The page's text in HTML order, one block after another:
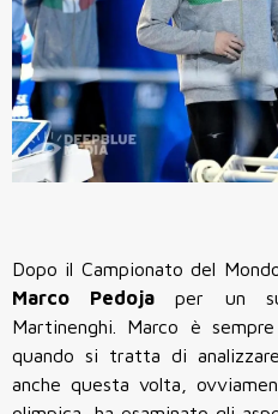
Dopo il Campionato del
Marco Pedoja per un
Martinenghi. Marco è
quando si tratta di
anche questa volta,